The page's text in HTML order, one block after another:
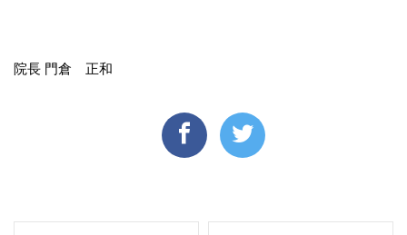
院長 門倉 正和